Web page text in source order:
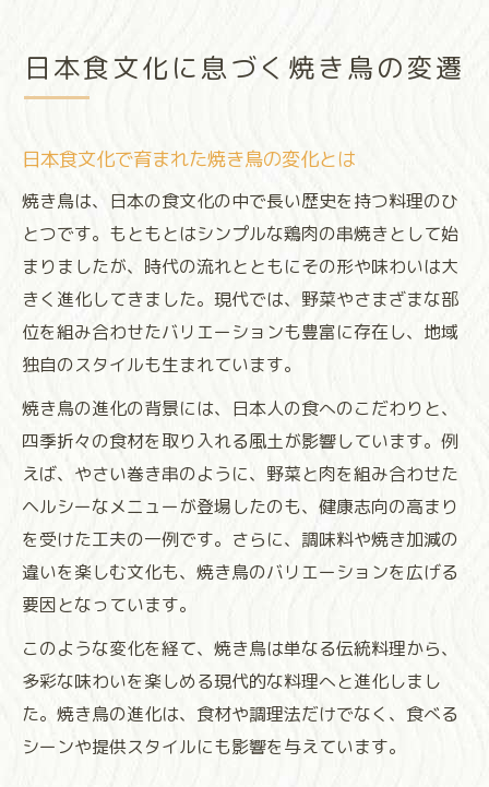
日本食文化に息づく焼き鳥の変遷
日本食文化で育まれた焼き鳥の変化とは
焼き鳥は、日本の食文化の中で長い歴史を持つ料理のひ
とつです。もともとはシンプルな鶏肉の串焼きとして始
まりましたが、時代の流れとともにその形や味わいは大
きく進化してきました。現代では、野菜やさまざまな部
位を組み合わせたバリエーションも豊富に存在し、地域
独自のスタイルも生まれています。
焼き鳥の進化の背景には、日本人の食へのこだわりと、
四季折々の食材を取り入れる風土が影響しています。例
えば、やさい巻き串のように、野菜と肉を組み合わせた
ヘルシーなメニューが登場したのも、健康志向の高まり
を受けた工夫の一例です。さらに、調味料や焼き加減の
違いを楽しむ文化も、焼き鳥のバリエーションを広げる
要因となっています。
このような変化を経て、焼き鳥は単なる伝統料理から、
多彩な味わいを楽しめる現代的な料理へと進化しまし
た。焼き鳥の進化は、食材や調理法だけでなく、食べる
シーンや提供スタイルにも影響を与えています。